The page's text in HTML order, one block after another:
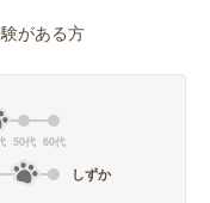
がある方
50代 60代
しずか